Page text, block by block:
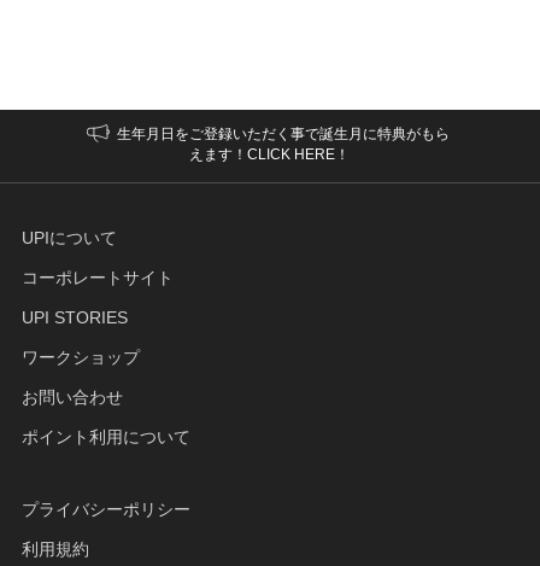
生年月日をご登録いただく事で誕生月に特典がもら
えます！CLICK HERE！
UPIについて
コーポレートサイト
UPI STORIES
ワークショップ
お問い合わせ
ポイント利用について
プライバシーポリシー
利用規約